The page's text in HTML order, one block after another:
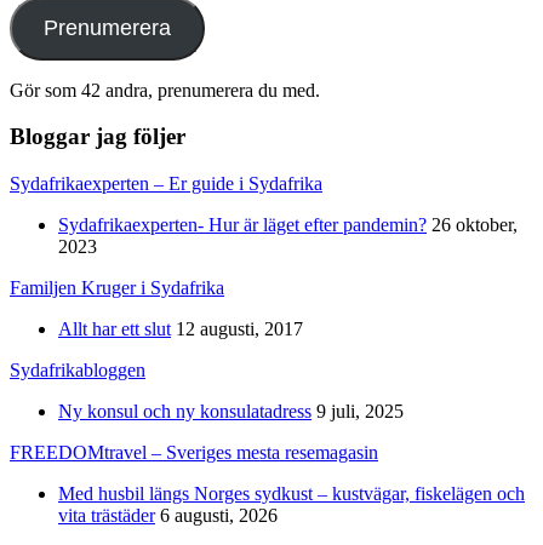
Prenumerera
Gör som 42 andra, prenumerera du med.
Bloggar jag följer
Sydafrikaexperten – Er guide i Sydafrika
Sydafrikaexperten- Hur är läget efter pandemin? 26 oktober,
2023
Familjen Kruger i Sydafrika
Allt har ett slut 12 augusti, 2017
Sydafrikabloggen
Ny konsul och ny konsulatadress 9 juli, 2025
FREEDOMtravel – Sveriges mesta resemagasin
Med husbil längs Norges sydkust – kustvägar, fiskelägen och
vita trästäder 6 augusti, 2026